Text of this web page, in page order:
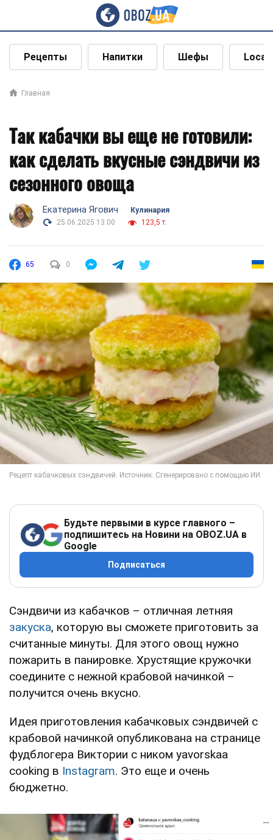
Рецепты Напитки Шефы Local
Главная
Так кабачки вы еще не готовили:
как сделать вкусные сэндвичи из
сезонного овоща
Екатерина Ягович
Кулинария
25.06.2025 13:00
123,5 т.
65 0
Будьте первыми в курсе главного –
подпишитесь на Новини на OBOZ.UA в
Google
Подписаться
Сэндвичи из кабачков – отличная летняя
закуска, которую вы сможете приготовить за
считанные минуты. Для этого овощ нужно
пожарить в панировке. Хрустящие кружочки
соедините с нежной крабовой начинкой –
получится очень вкусно.
Идея приготовления кабачковых сэндвичей с
крабовой начинкой опубликована на странице
фудблогера Виктории с ником yavorskaa
cooking в Instagram. Это еще и очень
бюджетно.